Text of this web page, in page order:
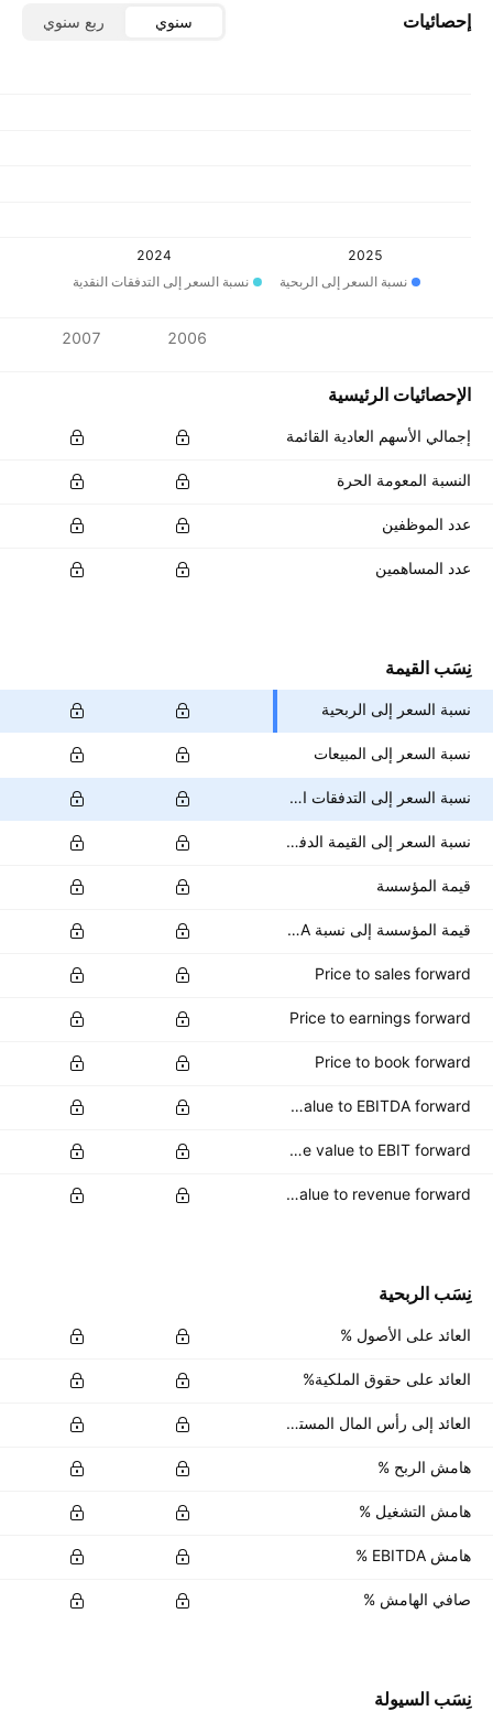
إحصائيات
سنوي ربع سنوي
2024
2025
نسبة السعر إلى الربحية
نسبة السعر إلى التدفقات النقدية
2006
2007
الإحصائيات الرئيسية
إجمالي الأسهم العادية القائمة
النسبة المعومة الحرة
عدد الموظفين
عدد المساهمين
نِسَب القيمة
نسبة السعر إلى الربحية
نسبة السعر إلى المبيعات
نسبة السعر إلى التدفقات النقدية
نسبة السعر إلى القيمة الدفترية
قيمة المؤسسة
قيمة المؤسسة إلى نسبة EBITDA
Price to sales forward
Price to earnings forward
Price to book forward
Enterprise value to EBITDA forward
Enterprise value to EBIT forward
Enterprise value to revenue forward
نِسَب الربحية
العائد على الأصول %
العائد على حقوق الملكية%
العائد إلى رأس المال المستثمر %
هامش الربح %
هامش التشغيل %
هامش EBITDA %
صافي الهامش %
نِسَب السيولة